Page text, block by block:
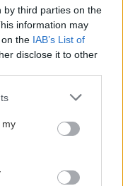
by third parties on the
information may
the IAB’s List of
disclose it to other
or more Google
You may click to
third-party tags to
in below Google
my
κέντρου, με τα
στο ρετρό
εδώ
σε
με κοτόπουλο
Tom, σούπα
τόφου,